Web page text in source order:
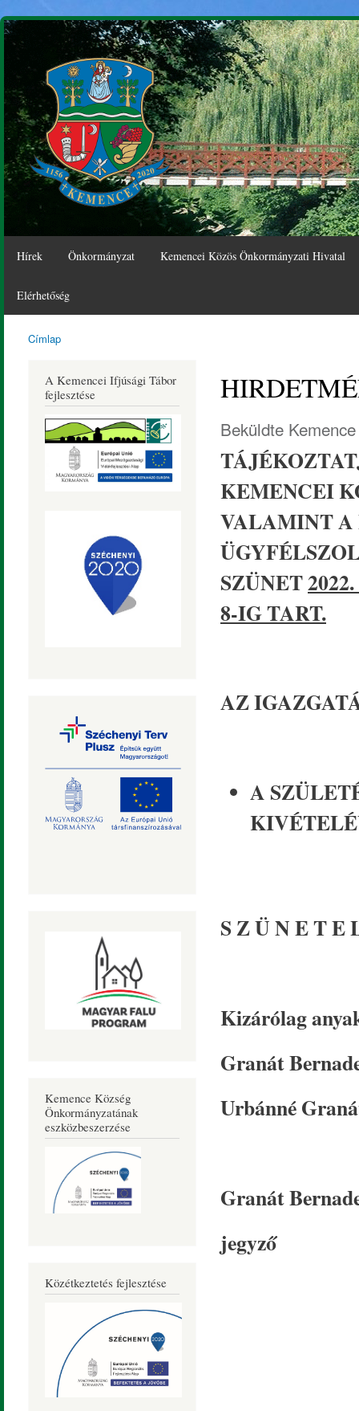
Hírek Önkormányzat Kemencei Közös Önkormányzati Hivatal
Elérhetőség
Kemence
Község
Honlapja
Címlap
A Kemencei Ifjúsági Tábor
fejlesztése
Kemence Község
Önkormányzatának
eszközbeszerzése
Közétkeztetés fejlesztése
Beküldte
KEMENCEI
VALAMINT A
SZÜNET
8-IG TART.
AZ
A
S Z Ü N E T E
Kizárólag
Granát
Urbánné
Granát
jegyző